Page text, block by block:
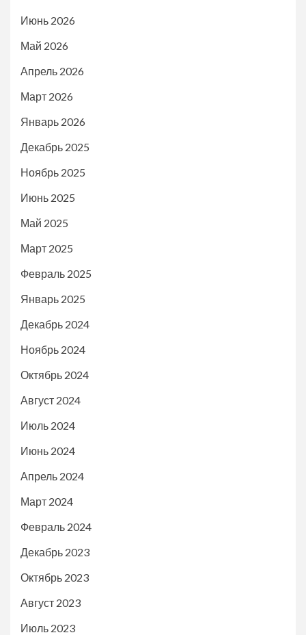
Июнь 2026
Май 2026
Апрель 2026
Март 2026
Январь 2026
Декабрь 2025
Ноябрь 2025
Июнь 2025
Май 2025
Март 2025
Февраль 2025
Январь 2025
Декабрь 2024
Ноябрь 2024
Октябрь 2024
Август 2024
Июль 2024
Июнь 2024
Апрель 2024
Март 2024
Февраль 2024
Декабрь 2023
Октябрь 2023
Август 2023
Июль 2023